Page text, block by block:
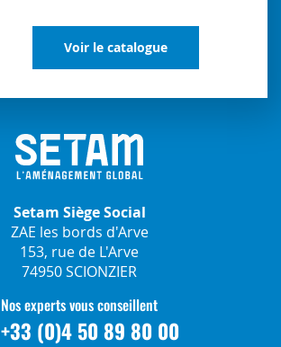
Voir le catalogue
Setam Siège Social
ZAE les bords d'Arve
153, rue de L'Arve
74950 SCIONZIER
Nos experts vous conseillent
+33 (0)4 50 89 80 00